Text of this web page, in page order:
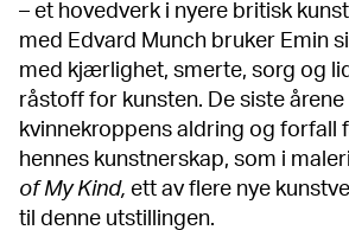
– et hovedverk i nyere britisk
med Edvard Munch bruker Emin
med kjærlighet, smerte, sorg og
råstoff for kunsten. De siste årene
kvinnekroppens aldring og forfall
hennes kunstnerskap, som i
of My Kind, ett av flere nye
til denne utstillingen.